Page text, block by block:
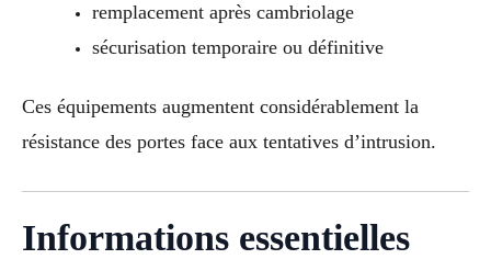
remplacement après cambriolage
sécurisation temporaire ou définitive
Ces équipements augmentent considérablement la
résistance des portes face aux tentatives d’intrusion.
Informations essentielles